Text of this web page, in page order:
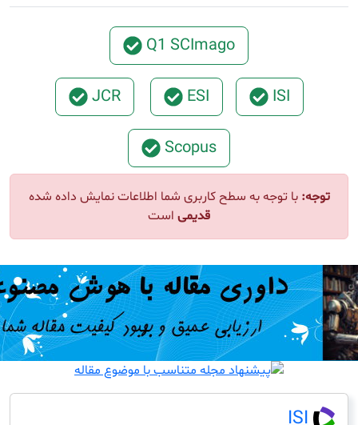
Q1 SCImago
ESI
JCR
توجه به سطح کاربری شما اطلاعات نمایش داده شده
است